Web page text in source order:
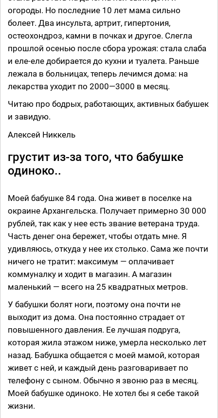
огороды. Но последние 10 лет мама сильно
болеет. Два инсульта, артрит, гипертония,
остеохондроз, камни в почках и другое. Слегла
прошлой осенью после сбора урожая: стала слаба
и еле-еле добирается до кухни и туалета. Раньше
лежала в больницах, теперь лечимся дома: на
лекарства уходит по 2000—3000 в месяц.
Читаю про бодрых, работающих, активных бабушек
и завидую.
Алексей Никкель
грустит из-за того, что бабушке
одиноко..
Моей бабушке 84 года. Она живет в поселке на
окраине Архангельска. Получает примерно 30 000
рублей, так как у нее есть звание ветерана труда.
Часть денег она бережет, чтобы отдать мне. Я
удивляюсь, откуда у нее их столько. Сама же почти
ничего не тратит: максимум — оплачивает
коммуналку и ходит в магазин. А магазин
маленький — всего на 25 квадратных метров.
У бабушки болят ноги, поэтому она почти не
выходит из дома. Она постоянно страдает от
повышенного давления. Ее лучшая подруга,
которая жила этажом ниже, умерла несколько лет
назад. Бабушка общается с моей мамой, которая
живет с ней, и каждый день разговаривает по
телефону с сыном. Обычно я звоню раз в месяц.
Моей бабушке одиноко. Не хотел бы я себе такой
жизни.